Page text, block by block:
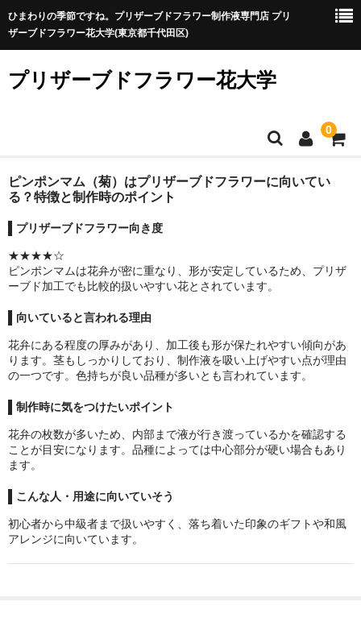
ひまわりの季節ですね。プリザーブドフラワー制作液専門店 プリ
ザーブドフラワー花大学(東京都千代田区)
プリザーブドフラワー花大学
0
プリザ制作が初めての方
ト
B液
らくらくプリザ液
リーフ液
プリザーブドフラワー書籍
講習会レッスン
カートを見る
ピンポンマム（菊）はプリザーブドフラワーに向いてい
る？特徴と制作時のポイント
プリザーブドフラワー向き度
★★★★☆
ピンポンマムは花弁が密に重なり、形が安定しているため、プリザ
ーブド加工でも比較的扱いやすい花とされています。
向いていると言われる理由
花弁にある程度の厚みがあり、加工後も形が保たれやすい傾向があ
ります。茎もしっかりしており、制作液を吸い上げやすい点が理由
の一つです。色持ちが良い品種が多いとも言われています。
制作時に気をつけたいポイント
花弁の枚数が多いため、内部まで液が行き渡っているかを確認する
ことが目安になります。品種によっては中心部分が硬い場合もあり
ます。
こんな人・用途に向いていそう
初心者から中級者まで扱いやすく、落ち着いた印象のギフトや和風
アレンジに向いています。